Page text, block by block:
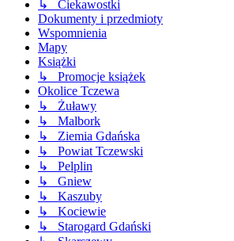
↳ Ciekawostki
Dokumenty i przedmioty
Wspomnienia
Mapy
Książki
↳ Promocje książek
Okolice Tczewa
↳ Żuławy
↳ Malbork
↳ Ziemia Gdańska
↳ Powiat Tczewski
↳ Pelplin
↳ Gniew
↳ Kaszuby
↳ Kociewie
↳ Starogard Gdański